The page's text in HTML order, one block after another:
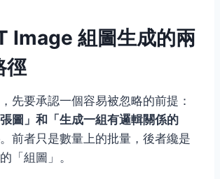
Image 組圖生成的兩
徑
先要承認一個容易被忽略的前提：
張圖」和「生成一組有邏輯關係的
。前者只是數量上的批量，後者纔是
「組圖」。